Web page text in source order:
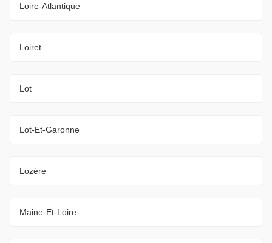
Loire-Atlantique
Loiret
Lot
Lot-Et-Garonne
Lozère
Maine-Et-Loire